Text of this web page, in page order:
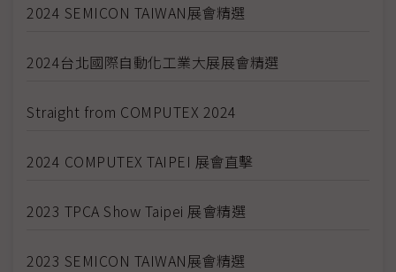
2024 SEMICON TAIWAN展會精選
2024台北國際自動化工業大展展會精選
Straight from COMPUTEX 2024
2024 COMPUTEX TAIPEI 展會直擊
2023 TPCA Show Taipei 展會精選
2023 SEMICON TAIWAN展會精選